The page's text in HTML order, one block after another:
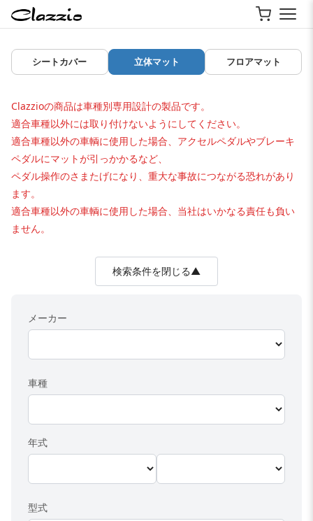
シートカバー 立体マット フロアマット
Clazzioの商品は車種別専用設計の製品です。
適合車種以外には取り付けないようにしてください。
適合車種以外の車輌に使用した場合、アクセルペダルやブレーキ
ペダルにマットが引っかかるなど、
ペダル操作のさまたげになり、重大な事故につながる恐れがあり
ます。
適合車種以外の車輌に使用した場合、当社はいかなる責任も負い
ません。
検索条件を閉じる▲
メーカー
車種
年式
型式